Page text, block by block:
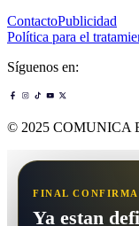
ContactoPublicidad
Política para el
Síguenos en:
© 2025 COMUNICA
FINAL
Ya estan